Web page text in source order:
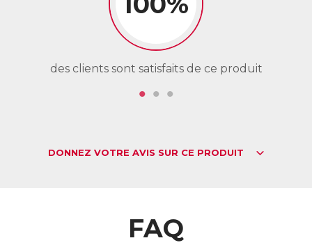
protéger les yeux et maintenir un confort visuel en cas de
fortes expositions aux écrans (ordinateur, téléphone, tv,
tablette) et à la lumière bleue.
6360902
3770011802791
des clients sont satisfaits de ce produit
DONNEZ VOTRE AVIS SUR CE PRODUIT
FAQ